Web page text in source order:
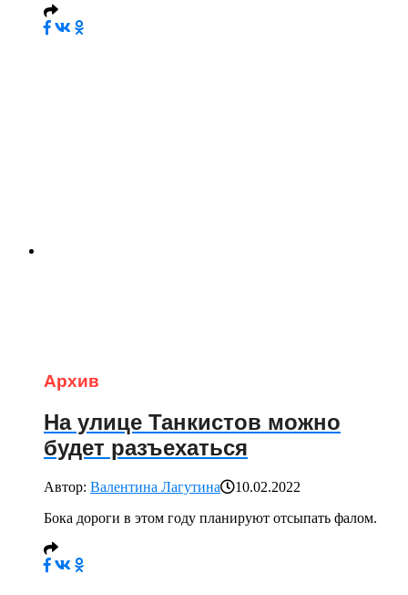
Архив
На улице Танкистов можно
будет разъехаться
Автор: Валентина Лагутина
10.02.2022
Бока дороги в этом году планируют отсыпать фалом.